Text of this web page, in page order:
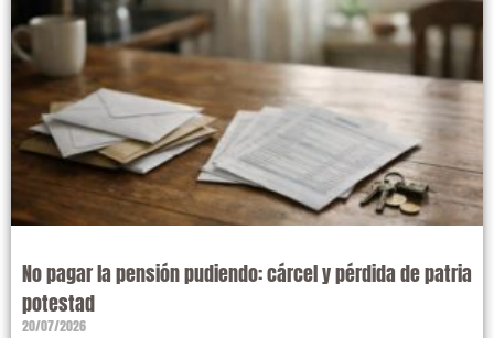
No pagar la pensión pudiendo: cárcel y pérdida de patria
potestad
20/07/2026